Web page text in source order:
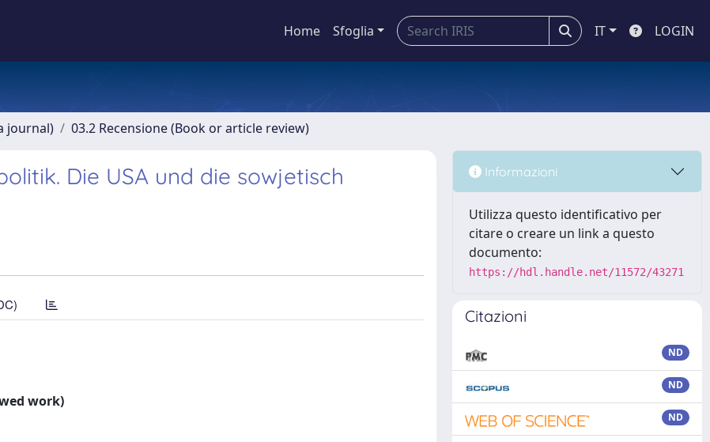
Home Sfoglia IT LOGIN
journal) 03.2 Recensione (Book or article review)
Die USA und die sowjetisch
work)
Informazioni
Utilizza questo identificativo per
citare o creare un link a questo
documento:
https://hdl.handle.net/11572/43271
Citazioni
ND
ND
ND